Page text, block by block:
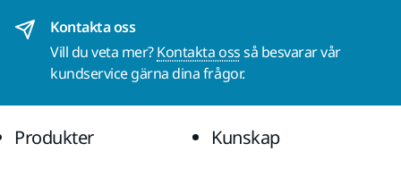
Kontakta oss
Vill du veta mer?Kontakta ossså besvarar vår
kundservice gärna dina frågor.
Produkter Kunskap